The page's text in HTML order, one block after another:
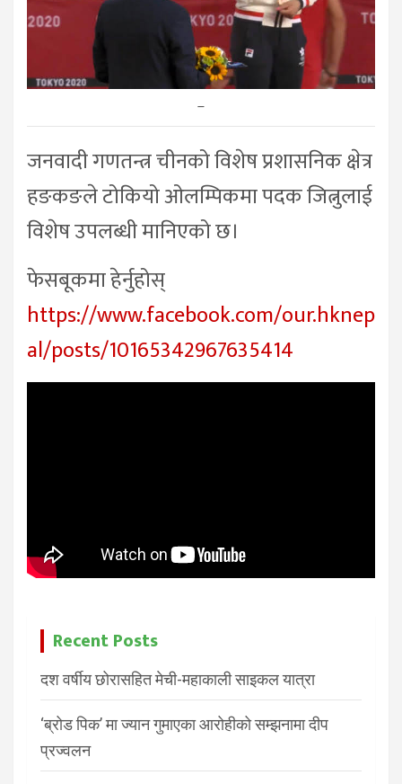
–
जनवादी गणतन्त्र चीनको विशेष प्रशासनिक क्षेत्र
हङकङले टोकियो ओलम्पिकमा पदक जित्नुलाई
विशेष उपलब्धी मानिएको छ।
फेसबूकमा हेर्नुहोस्
https://www.facebook.com/our.hknep
al/posts/10165342967635414
Recent Posts
दश वर्षीय छोरासहित मेची-महाकाली साइकल यात्रा
‘ब्रोड पिक’ मा ज्यान गुमाएका आरोहीको सम्झनामा दीप
प्रज्वलन